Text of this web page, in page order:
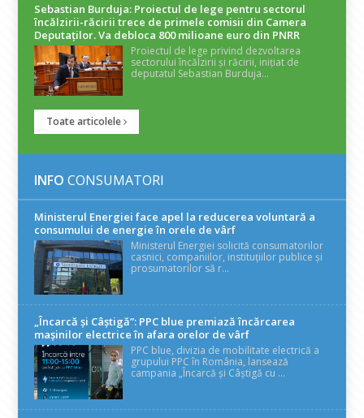
Sebastian Burduja: Proiectul de lege pentru sectorul
încălzirii-răcirii trece de primele comisii din Camera
Deputaților. Va debloca 800 milioane euro din PNRR
Proiectul de lege privind dezvoltarea
sectorului încălzirii și răcirii, inițiat de
deputatul Sebastian Burduja...
Toate articolele
INFO CONSUMATORI
Ministerul Energiei face apel la reducerea voluntară a
consumului de energie în orele de vârf
Ministerul Energiei solicită consumatorilor
casnici, companiilor, instituțiilor publice și
prosumatorilor să r...
„Încarcă și Câștigă”: PPC blue premiază încărcarea
mașinilor electrice în afara orelor de vârf
PPC blue, divizia de mobilitate electrică a
grupului PPC în România, lansează
campania „Încarcă și Câștigă cu ...